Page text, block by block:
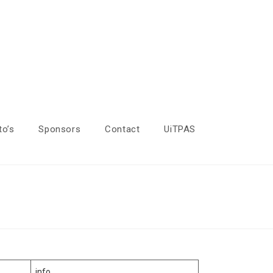
Sponsors Contact UiTPAS